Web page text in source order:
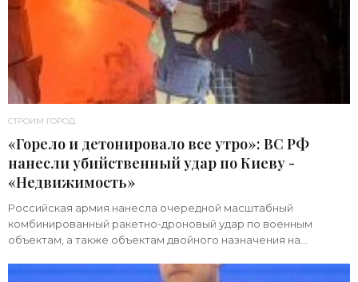
СТРОИМ ГОРОД
«Горело и детонировало все утро»: ВС РФ
нанесли убийственный удар по Киеву -
«Недвижимость»
Российская армия нанесла очередной масштабный
комбинированный ракетно-дроновый удар по военным
объектам, а также объектам двойного назначения на